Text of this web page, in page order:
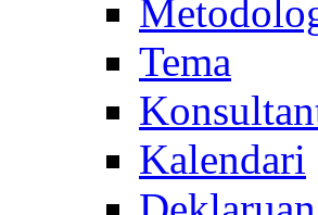
Tema
Kalendari